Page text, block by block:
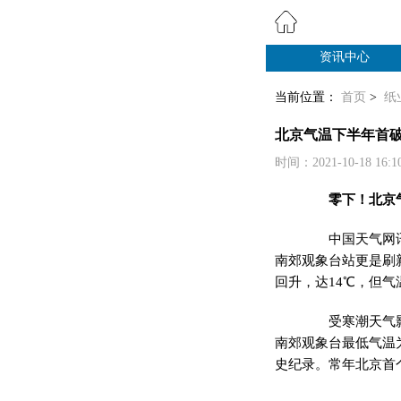
资讯中心
当前位置： 首页 > 纸
北京气温下半年首
时间：2021-10-18
零下！北京气
中国天气网讯
南郊观象台站更是刷
回升，达14℃，但气
受寒潮天气影
南郊观象台最低气温
史纪录。常年北京